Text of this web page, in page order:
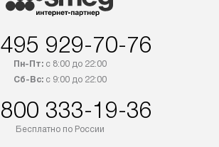
покупателю
и другие
После
до офиса
в Москве.
подключения к
определяется в
929-70-76
Пн-Пт:с 8:00 до 22:00
Сб-Вс:с 9:00 до 22:00
333-19-36
Бесплатно по России